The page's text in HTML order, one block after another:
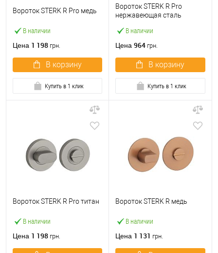
В наличии
Вороток STERK R Pro медь
Цена 1 198 грн.
В корзину
Купить в 1 клик
В наличии
Вороток STERK R Pro
нержавеющая сталь
Цена 964 грн.
В корзину
Купить в 1 клик
В наличии
Вороток STERK R Pro титан
Цена 1 198 грн.
В наличии
Вороток STERK R медь
Цена 1 131 грн.